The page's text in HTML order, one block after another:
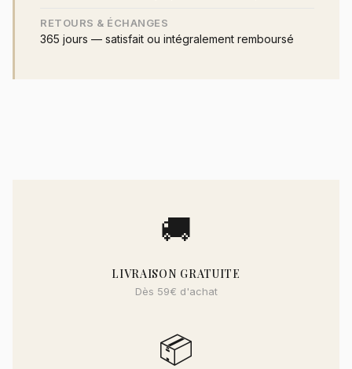
RETOURS & ÉCHANGES
365 jours — satisfait ou intégralement remboursé
🚚
LIVRAISON GRATUITE
Dès 59€ d'achat
📦